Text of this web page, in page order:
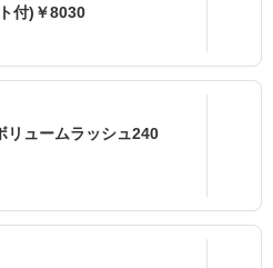
付)￥8030
リュームラッシュ240